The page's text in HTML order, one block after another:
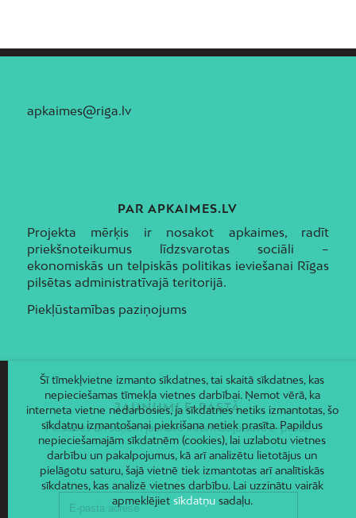
apkaimes@riga.lv
PAR APKAIMES.LV
Projekta mērķis ir nosakot apkaimes, radīt
priekšnoteikumus līdzsvarotas sociāli –
ekonomiskās un telpiskās politikas ieviešanai Rīgas
pilsētas administratīvajā teritorijā.
Piekļūstamības paziņojums
JAUNUMI E-PASTĀ
Piesakies un saņem jaunāko informāciju savā e-pastā!
Šī tīmekļvietne izmanto sīkdatnes, tai skaitā sīkdatnes, kas
nepieciešamas tīmekļa vietnes darbībai. Ņemot vērā, ka
interneta vietne nedarbosies, ja sīkdatnes netiks izmantotas, šo
sīkdatņu izmantošanai piekrišana netiek prasīta. Papildus
nepieciešamajām sīkdatnēm (cookies), lai uzlabotu vietnes
darbību un pakalpojumus, kā arī analizētu lietotājus un
pielāgotu saturu, šajā vietnē tiek izmantotas arī analītiskās
sīkdatnes, kas analizē vietnes darbību. Lai uzzinātu vairāk
apmeklējiet sīkdatņusadaļu.